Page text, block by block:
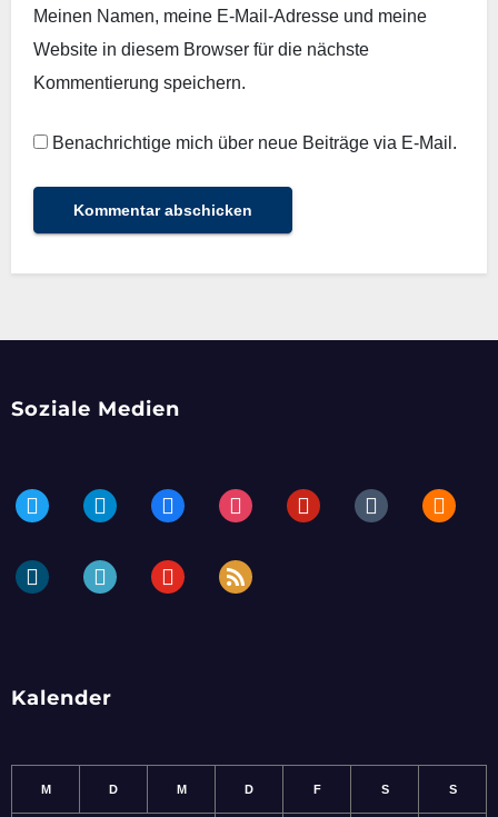
Meinen Namen, meine E-Mail-Adresse und meine
Website in diesem Browser für die nächste
Kommentierung speichern.
Benachrichtige mich über neue Beiträge via E-Mail.
Soziale Medien
twitter telegramfacebookinstagrampinteresttumblr blogger
dailymotionperiscopeyoutube rss
Kalender
M D M D F S S